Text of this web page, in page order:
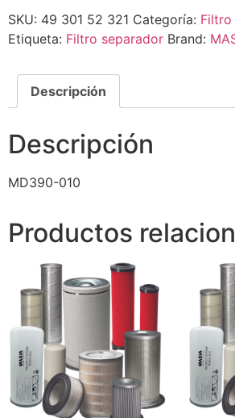
SKU: 49 301 52 321 Categoría:
Etiqueta: Filtro separador Brand:
Descripción
Descripción
MD390-010
Productos